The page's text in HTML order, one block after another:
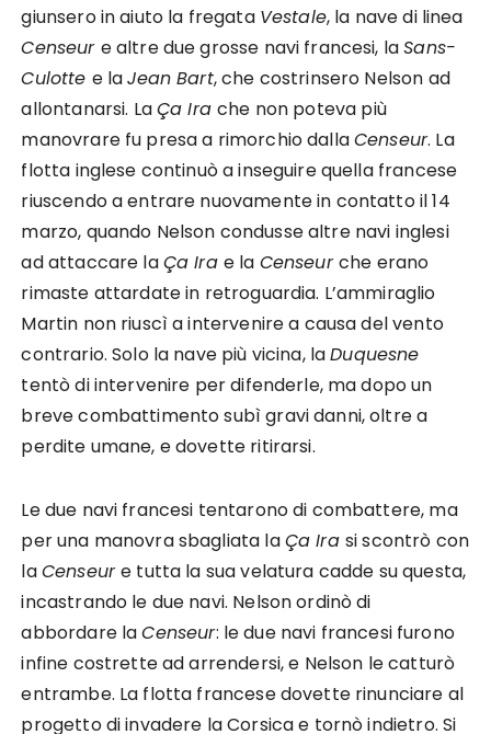
giunsero in aiuto la fregata Vestale, la nave di linea
Censeur e altre due grosse navi francesi, laSans-
Culotte e laJean Bart, che costrinsero Nelson ad
allontanarsi. LaÇa Irache non poteva più
manovrare fu presa a rimorchio dallaCenseur. La
flotta inglese continuò a inseguire quella francese
riuscendo a entrare nuovamente in contatto il 14
marzo, quando Nelson condusse altre navi inglesi
ad attaccare laÇa Ira e la Censeurche erano
rimaste attardate in retroguardia. L’ammiraglio
Martin non riuscì a intervenire a causa del vento
contrario. Solo la nave più vicina, laDuquesne
tentò di intervenire per difenderle, ma dopo un
breve combattimento subì gravi danni, oltre a
perdite umane, e dovette ritirarsi.
Le due navi francesi tentarono di combattere, ma
per una manovra sbagliata laÇa Ira si scontrò con
laCenseure tutta la sua velatura cadde su questa,
incastrando le due navi. Nelson ordinò di
abbordare laCenseur: le due navi francesi furono
infine costrette ad arrendersi, e Nelson le catturò
entrambe. La flotta francese dovette rinunciare al
progetto di invadere la Corsica e tornò indietro. Si